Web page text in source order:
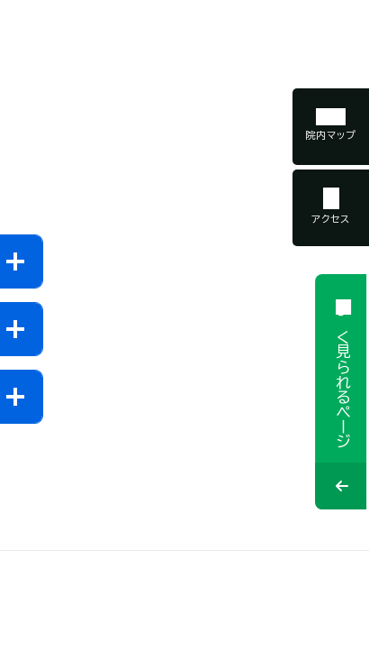
院内マップ
アクセス
よく見られるページ